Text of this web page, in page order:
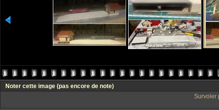
Noter cette image (pas encore de note)
Survoler